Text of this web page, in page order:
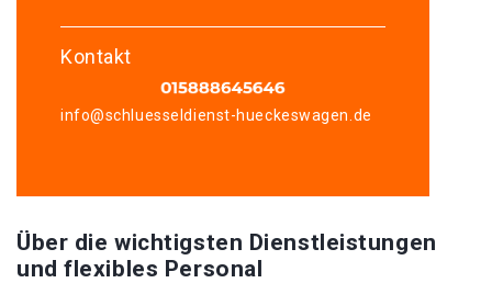
Kontakt
info@schluesseldienst-hueckeswagen.de
Über die wichtigsten Dienstleistungen
und flexibles Personal